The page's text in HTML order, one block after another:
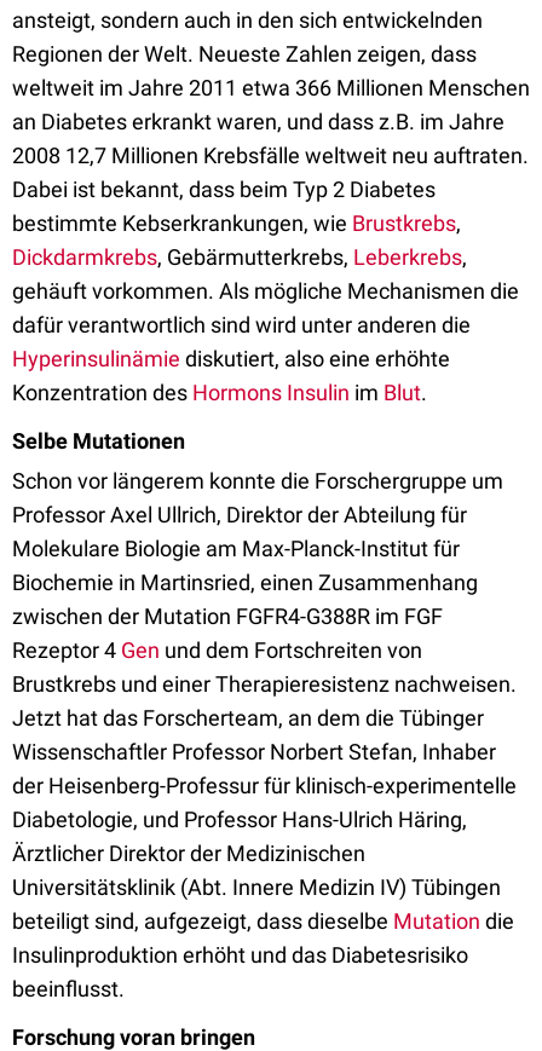
ansteigt, sondern auch in den sich entwickelnden
Regionen der Welt. Neueste Zahlen zeigen, dass
weltweit im Jahre 2011 etwa 366 Millionen Menschen
an Diabetes erkrankt waren, und dass z.B. im Jahre
2008 12,7 Millionen Krebsfälle weltweit neu auftraten.
Dabei ist bekannt, dass beim Typ 2 Diabetes
bestimmte Kebserkrankungen, wie Brustkrebs,
Dickdarmkrebs, Gebärmutterkrebs, Leberkrebs,
gehäuft vorkommen. Als mögliche Mechanismen die
dafür verantwortlich sind wird unter anderen die
Hyperinsulinämie diskutiert, also eine erhöhte
Konzentration des Hormons Insulin im Blut.
Selbe Mutationen
Schon vor längerem konnte die Forschergruppe um
Professor Axel Ullrich, Direktor der Abteilung für
Molekulare Biologie am Max-Planck-Institut für
Biochemie in Martinsried, einen Zusammenhang
zwischen der Mutation FGFR4-G388R im FGF
Rezeptor 4 Gen und dem Fortschreiten von
Brustkrebs und einer Therapieresistenz nachweisen.
Jetzt hat das Forscherteam, an dem die Tübinger
Wissenschaftler Professor Norbert Stefan, Inhaber
der Heisenberg-Professur für klinisch-experimentelle
Diabetologie, und Professor Hans-Ulrich Häring,
Ärztlicher Direktor der Medizinischen
Universitätsklinik (Abt. Innere Medizin IV) Tübingen
beteiligt sind, aufgezeigt, dass dieselbe Mutation die
Insulinproduktion erhöht und das Diabetesrisiko
beeinflusst.
Forschung voran bringen